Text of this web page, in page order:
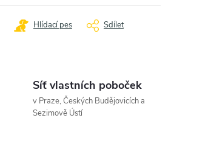
Hlídací pes Sdílet
Síť vlastních poboček
v Praze, Českých Budějovicích a
Sezimově Ústí